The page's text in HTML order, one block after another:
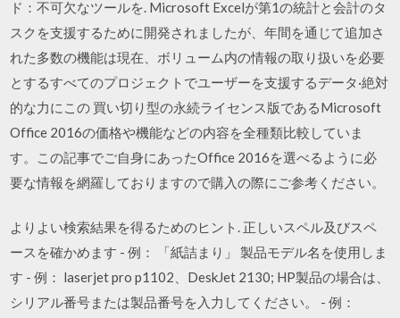
ド：不可欠なツールを. Microsoft Excelが第1の統計と会計のタ
スクを支援するために開発されましたが、年間を通じて追加さ
れた多数の機能は現在、ボリューム内の情報の取り扱いを必要
とするすべてのプロジェクトでユーザーを支援するデータ·絶対
的な力にこの 買い切り型の永続ライセンス版であるMicrosoft
Office 2016の価格や機能などの内容を全種類比較していま
す。この記事でご自身にあったOffice 2016を選べるように必
要な情報を網羅しておりますので購入の際にご参考ください。
よりよい検索結果を得るためのヒント. 正しいスペル及びスペ
ースを確かめます - 例： 「紙詰まり」 製品モデル名を使用しま
す - 例： laserjet pro p1102、DeskJet 2130; HP製品の場合は、
シリアル番号または製品番号を入力してください。 - 例：